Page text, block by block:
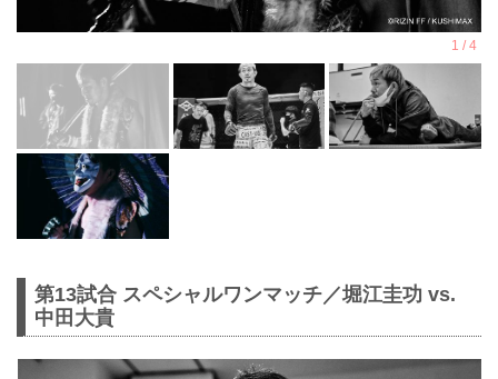
第13試合 スペシャルワンマッチ／堀江圭功 vs.
中田大貴